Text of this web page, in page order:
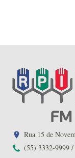
Rua 15 de
(55) 3332-9999